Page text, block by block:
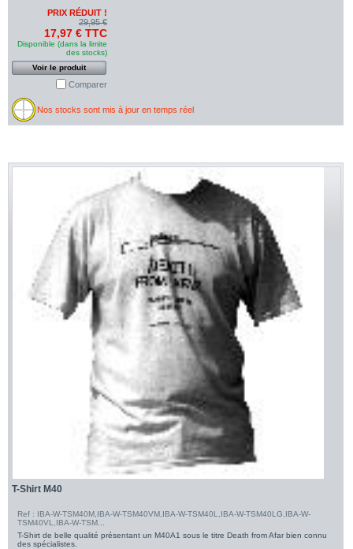
PRIX RÉDUIT !
29,95 €
17,97 € TTC
Disponible (dans la limite
des stocks)
Voir le produit
Comparer
Nos stocks sont mis à jour en temps réel
T-Shirt M40
Ref : IBA-W-TSM40M,IBA-W-TSM40VM,IBA-W-TSM40L,IBA-W-TSM40LG,IBA-W-
TSM40VL,IBA-W-TSM...
T-Shirt de belle qualité présentant un M40A1 sous le titre Death from Afar bien connu
des spécialistes.